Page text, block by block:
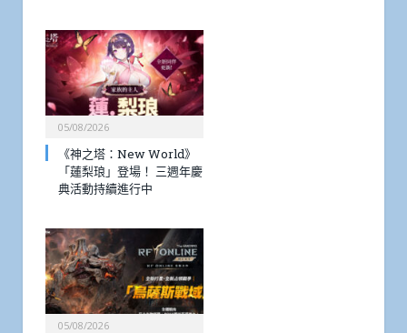
05/08/2026
《神之塔：New World》
「蓮梨琅」登場！ 三週年慶
典活動持續進行中
05/08/2026